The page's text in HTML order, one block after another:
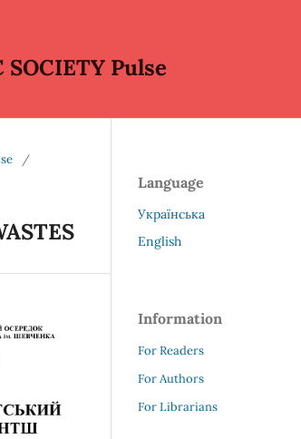
SOCIETY Pulse
/
Language
Українська
English
Information
For Readers
For Authors
For Librarians